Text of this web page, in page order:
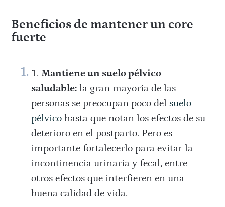
Beneficios de mantener un core
fuerte
Mantiene un suelo pélvico
saludable:la gran mayoría de las
personas se preocupan poco del suelo
pélvicohasta que notan los efectos de su
deterioro en el postparto. Pero es
importante fortalecerlo para evitar la
incontinencia urinaria y fecal, entre
otros efectos que interfieren en una
buena calidad de vida.